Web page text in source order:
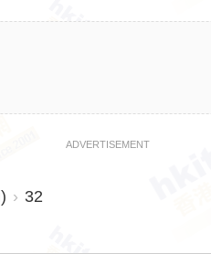
ADVERTISEMENT
› 32